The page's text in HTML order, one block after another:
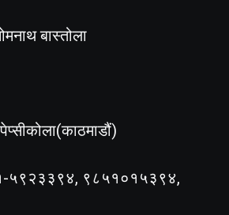
बास्तोला
५९२३३९४, ९८५१०१५३९४,